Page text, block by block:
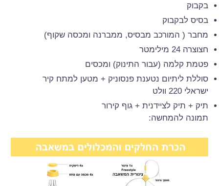
בקבוק
בסיס לבקבוק
מחבר ( המורכב מבסיס, ממברנה ומכסה שקוף)
חצוצרה 24 מילימטר
פטמת קלמה (עבור התינוק) ומכסים
סוללת ליתיום נטענת פנסוניק + מטען למתח קיר
ישראלי 220 וולט
תיק + תיק לציידנית + גוף קירור
תמונה להמחשה: